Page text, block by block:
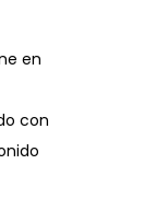
en
con